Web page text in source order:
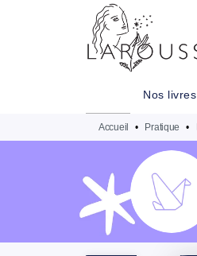
MENU
Nos livres
Accueil • Pratique •